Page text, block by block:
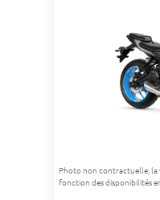
Photo non contractuelle, la
fonction des disponibilités